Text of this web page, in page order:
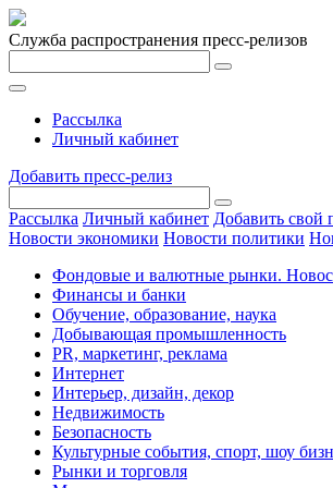
Служба распространения пресс-релизов
Рассылка
Личный кабинет
Добавить пресс-релиз
Рассылка Личный кабинет Добавить свой
Новости экономики Новости политики
Фондовые и валютные рынки.
Финансы и банки
Обучение, образование, наука
Добывающая промышленность
PR, маркетинг, реклама
Интернет
Интерьер, дизайн, декор
Недвижимость
Безопасность
Культурные события, спорт, шоу
Рынки и торговля